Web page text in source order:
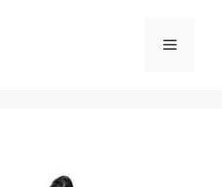
Menü